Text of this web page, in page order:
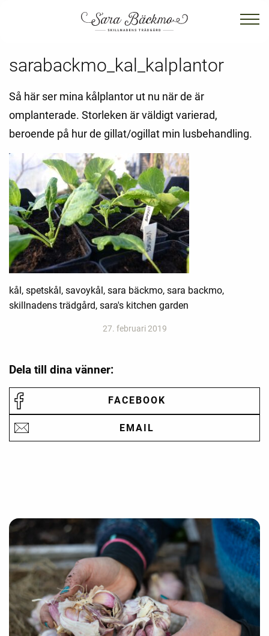
sarabackmo_kal_kalplantor
Så här ser mina kålplantor ut nu när de är
omplanterade. Storleken är väldigt varierad,
beroende på hur de gillat/ogillat min lusbehandling.
kål, spetskål, savoykål, sara bäckmo, sara backmo,
skillnadens trädgård, sara's kitchen garden
27. februari 2019
Dela till dina vänner:
FACEBOOK
EMAIL